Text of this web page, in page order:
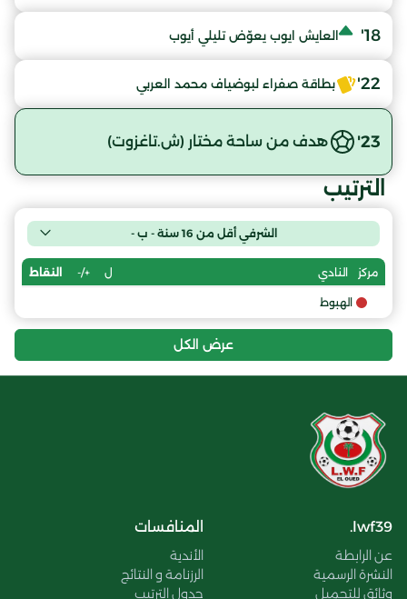
18' العايش ايوب يعوّض تليلي أيوب
22' بطاقة صفراء لبوضياف محمد العربي
23' هدف من ساحة مختار (ش.تاغزوت)
الترتيب
الشرفي أقل من 16 سنة - ب -
مركز النادي ل +/- النقاط
الهبوط
عرض الكل
lwf39.
عن الرابطة
النشرة الرسمية
وثائق للتحميل
المنافسات
الأندية
الرزنامة و النتائج
جدول الترتيب